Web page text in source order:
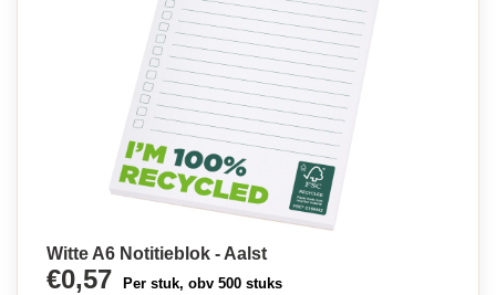
Witte A6 Notitieblok - Aalst
€0,57 Per stuk, obv 500 stuks